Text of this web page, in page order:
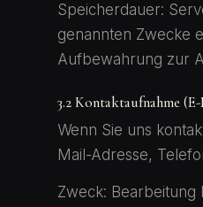
Speicherdauer:
genannten Zwecke
Aufbewahrung zur
3.2 Kontaktaufnahme
Wenn Sie uns
Mail-Adresse,
Zweck: